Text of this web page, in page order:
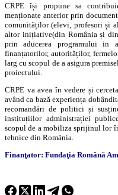
CRPE își propune sa
menționate anterior prin
comunităților (elevi, profesori și
altor inițiative(din România și
prin aducerea programului in
finanțatorilor, autorităților,
larg cu scopul de a asigura
proiectului.
CRPE va avea în vedere și
având ca bază experiența
recomandări de politici și
instituțiilor administrației
scopul de a mobiliza sprijinul lor
tehnice din România.
Finanţator: Fundaţia Română